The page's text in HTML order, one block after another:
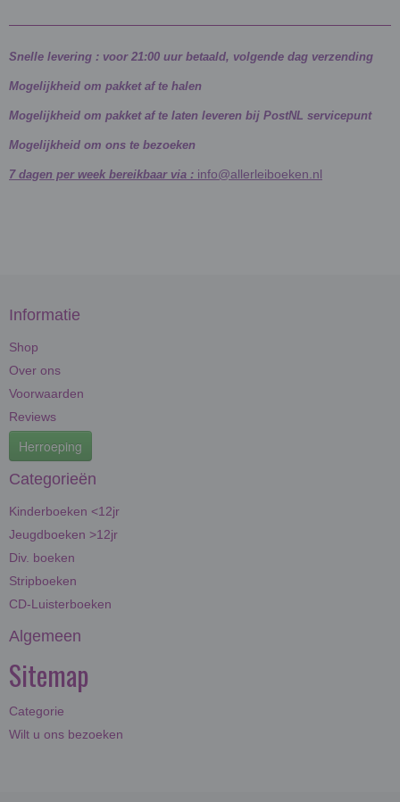
Snelle levering : voor 21:00 uur betaald, volgende dag verzending
Mogelijkheid om pakket af te halen
Mogelijkheid om pakket af te laten leveren bij PostNL servicepunt
Mogelijkheid om ons te bezoeken
7 dagen per week bereikbaar via : info@allerleiboeken.nl
Informatie
Shop
Over ons
Voorwaarden
Reviews
Herroeping
Categorieën
Kinderboeken <12jr
Jeugdboeken >12jr
Div. boeken
Stripboeken
CD-Luisterboeken
Algemeen
Sitemap
Categorie
Wilt u ons bezoeken